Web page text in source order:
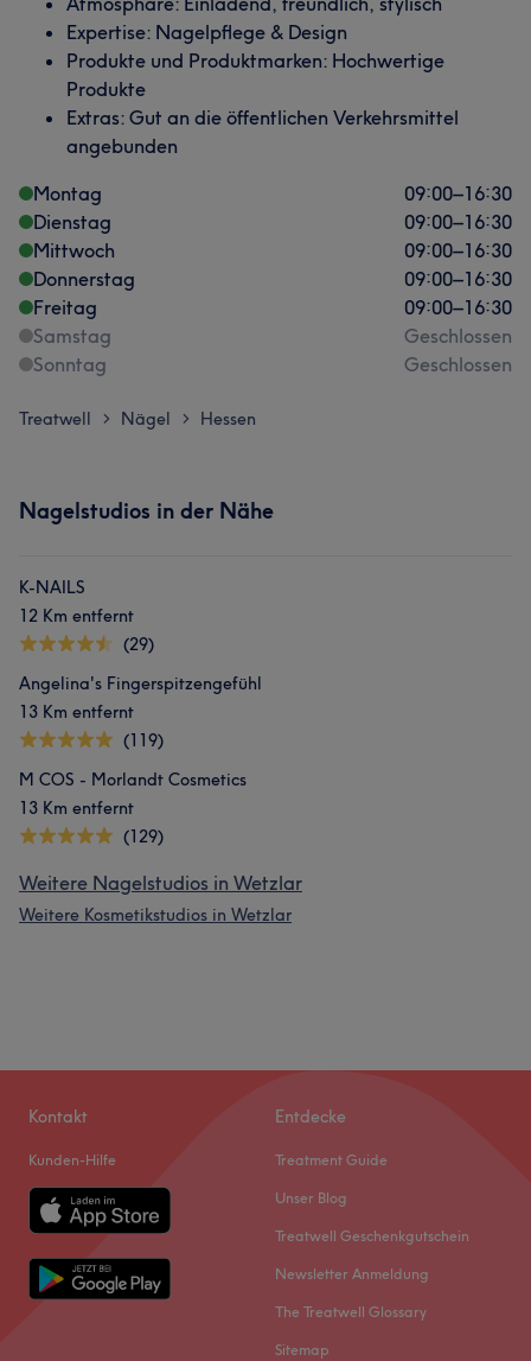
Expertise: Nagelpflege & Design
Produkte und Produktmarken: Hochwertige
Produkte
Extras: Gut an die öffentlichen Verkehrsmittel
angebunden
Montag
09:00–16:30
Dienstag
09:00–16:30
Mittwoch
09:00–16:30
Donnerstag
09:00–16:30
Freitag
09:00–16:30
Samstag
Geschlossen
Sonntag
Geschlossen
Treatwell > Nägel > Hessen
Nagelstudios in der Nähe
K-NAILS
12 Km entfernt
(29)
Angelina's Fingerspitzengefühl
13 Km entfernt
(119)
M COS - Morlandt Cosmetics
13 Km entfernt
(129)
Weitere Nagelstudios in Wetzlar
Weitere Kosmetikstudios in Wetzlar
Kontakt
Kunden-Hilfe
Entdecke
Treatment Guide
Unser Blog
Treatwell Geschenkgutschein
Newsletter Anmeldung
The Treatwell Glossary
Sitemap